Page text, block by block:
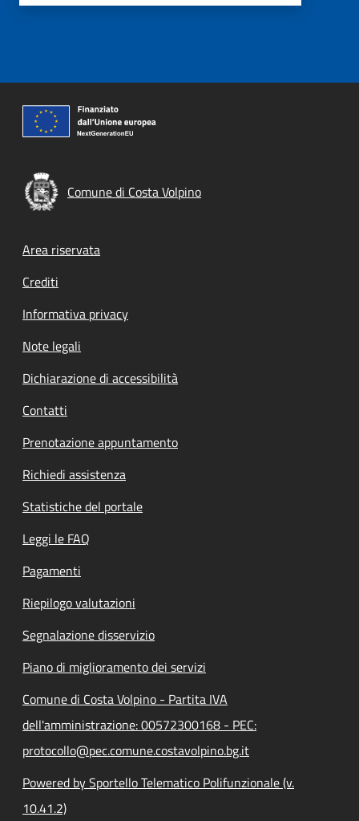
Comune di Costa Volpino
Footer menu
Area riservata
Crediti
Informativa privacy
Note legali
Dichiarazione di accessibilità
Contatti
Prenotazione appuntamento
Richiedi assistenza
Statistiche del portale
Leggi le FAQ
Pagamenti
Riepilogo valutazioni
Segnalazione disservizio
Piano di miglioramento dei servizi
Comune di Costa Volpino - Partita IVA
dell'amministrazione: 00572300168 - PEC:
protocollo@pec.comune.costavolpino.bg.it
Powered by Sportello Telematico Polifunzionale (v.
10.41.2)